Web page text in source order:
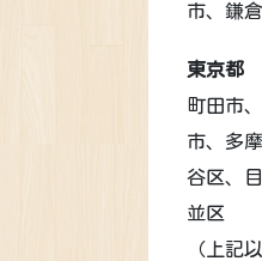
市、鎌
東京都
町田市
市、多
谷区、
並区
（上記